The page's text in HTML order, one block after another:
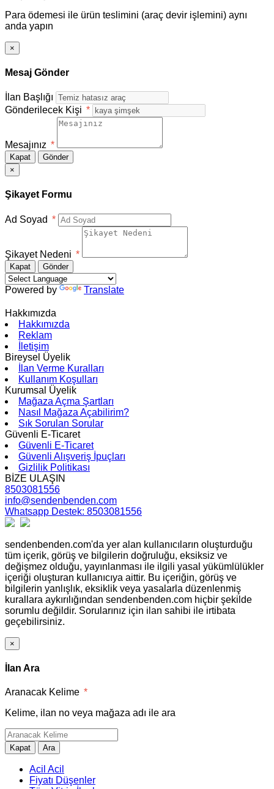
Para ödemesi ile ürün teslimini (araç devir işlemini) aynı
anda yapın
×
Mesaj Gönder
İlan Başlığı
Gönderilecek Kişi *
Mesajınız *
Kapat
Gönder
×
Şikayet Formu
Ad Soyad *
Şikayet Nedeni *
Kapat Gönder
Powered by Translate
Hakkımızda
Hakkımızda
Reklam
İletişim
Bireysel Üyelik
İlan Verme Kuralları
Kullanım Koşulları
Kurumsal Üyelik
Mağaza Açma Şartları
Nasıl Mağaza Açabilirim?
Sık Sorulan Sorular
Güvenli E-Ticaret
Güvenli E-Ticaret
Güvenli Alışveriş İpuçları
Gizlilik Politikası
BİZE ULAŞIN
8503081556
info@sendenbenden.com
Whatsapp Destek: 8503081556
sendenbenden.com'da yer alan kullanıcıların oluşturduğu
tüm içerik, görüş ve bilgilerin doğruluğu, eksiksiz ve
değişmez olduğu, yayınlanması ile ilgili yasal yükümlülükler
içeriği oluşturan kullanıcıya aittir. Bu içeriğin, görüş ve
bilgilerin yanlışlık, eksiklik veya yasalarla düzenlenmiş
kurallara aykırılığından sendenbenden.com hiçbir şekilde
sorumlu değildir. Sorularınız için ilan sahibi ile irtibata
geçebilirsiniz.
×
İlan Ara
Aranacak Kelime *
Kelime, ilan no veya mağaza adı ile ara
Kapat Ara
Acil Acil
Fiyatı Düşenler